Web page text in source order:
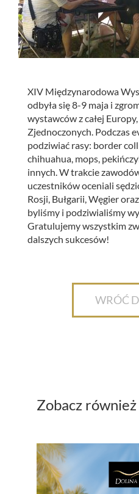
XIV Międzynarodowa
odbyła się 8-9 maja i
wystawców z całej
Zjednoczonych. Podczas
podziwiać rasy: border
chihuahua, mops,
innych. W trakcie
uczestników oceniali
Rosji, Bułgarii, Węgier
byliśmy i podziwialiśmy
Gratulujemy wszystkim
dalszych sukcesów!
WRÓĆ
Zobacz również